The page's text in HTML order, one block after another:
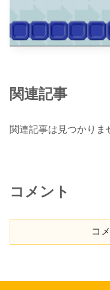
関連記事
関連記事は見つかりま
コメント
コ